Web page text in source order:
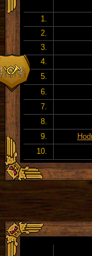
1.
2.
3.
4.
5.
6.
7.
8.
9.
10.